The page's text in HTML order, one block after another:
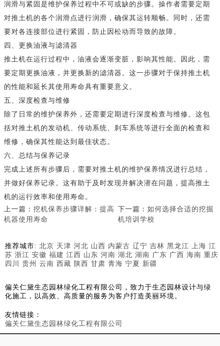
润滑与紧固是维护保养过程中不可或缺的步骤。操作者需要定期
对推土机的各个润滑点进行润滑，确保其运转顺畅。同时，还需
要对各连接部位进行紧固，防止因松动而导致的故障。
四、更换油液与滤清器
推土机在运行过程中，油液会逐渐变脏，影响其性能。因此，需
要定期更换油液，并更换新的滤清器。这一步骤对于保持推土机
的性能和延长其使用寿命具有重要意义。
五、深度检查与维修
除了日常的维护保养外，还需要定期进行深度检查与维修。这包
括对推土机的发动机、传动系统、刹车系统等进行全面的检查和
维修，确保其性能达到最佳状态。
六、总结与保养记录
完成上述所有步骤后，需要对推土机的维护保养情况进行总结，
并做好保养记录。这有助于及时发现并解决潜在问题，提高推土
机的运行效率和使用寿命。
上一篇： 挖机保养步骤详解：提高
机器使用寿命
下一篇： 如何选择合适的挖掘
机培训学校
推荐城市: 北京 天津 河北 山西 内蒙古 辽宁 吉林 黑龙江 上海 江
苏 浙江 安徽 福建 江西 山东 河南 湖北 湖南 广东 广西 海南 重庆
四川
贵州 云南 西藏 陕西 甘肃 青海 宁夏 新疆
偏关仁黛生态园林绿化工程有限公司，致力于生态园林设计与绿
化施工，以高效、高质量的服务为客户打造美丽环境。
友情链接：
偏关仁黛生态园林绿化工程有限公司